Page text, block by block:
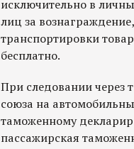
исключительно в
лиц за
транспортировки
бесплатно.
При следовании через
союза на
таможенному
пассажирская